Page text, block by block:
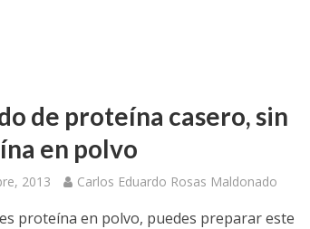
de proteína casero, sin
en polvo
2013 Carlos Eduardo Rosas Maldonado
proteína en polvo, puedes preparar este